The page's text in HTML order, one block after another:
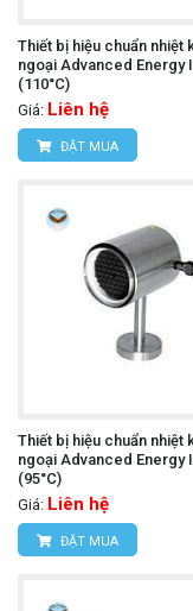
Thiết bị hiệu chuẩn nhiệt
ngoại Advanced Energy
(110°C)
Giá: Liên hệ
ĐẶT MUA
Thiết bị hiệu chuẩn nhiệt
ngoại Advanced Energy
(95°C)
Giá: Liên hệ
ĐẶT MUA